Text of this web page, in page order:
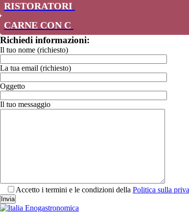
RISTORATORI
CARNE CON C
Richiedi informazioni:
Il tuo nome (richiesto)
La tua email (richiesto)
Oggetto
Il tuo messaggio
Accetto i termini e le condizioni della Politica sulla